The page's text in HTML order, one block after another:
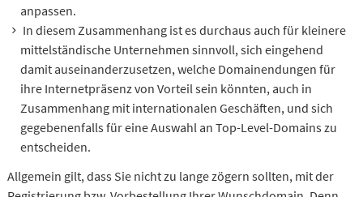
anpassen.
In diesem Zusammenhang ist es durchaus auch für kleinere
mittelständische Unternehmen sinnvoll, sich eingehend
damit auseinanderzusetzen, welche Domainendungen für
ihre Internetpräsenz von Vorteil sein könnten, auch in
Zusammenhang mit internationalen Geschäften, und sich
gegebenenfalls für eine Auswahl an Top-Level-Domains zu
entscheiden.
Allgemein gilt, dass Sie nicht zu lange zögern sollten, mit der